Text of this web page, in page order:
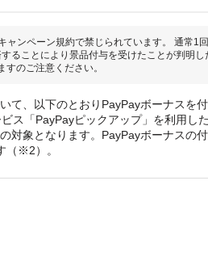
ャンペーン規約で禁じられています。 通常1
ることにより景品付与を受けたことが判明し
のご注意ください。
て、以下のとおりPayPayボーナスを
ス「PayPayピックアップ」を利用した
対象となります。PayPayボーナスの
（※2）。